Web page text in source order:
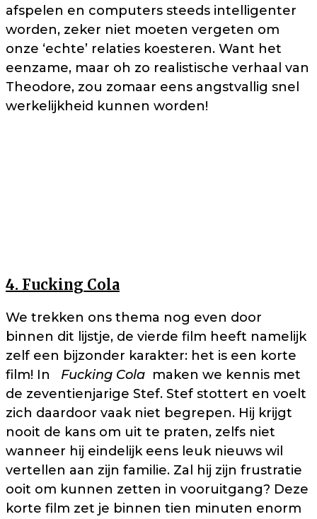
afspelen en computers steeds intelligenter
worden, zeker niet moeten vergeten om
onze ‘echte’ relaties koesteren. Want het
eenzame, maar oh zo realistische verhaal van
Theodore, zou zomaar eens angstvallig snel
werkelijkheid kunnen worden!
4. Fucking Cola
We trekken ons thema nog even door
binnen dit lijstje, de vierde film heeft namelijk
zelf een bijzonder karakter: het is een korte
film! In Fucking Cola maken we kennis met
de zeventienjarige Stef. Stef stottert en voelt
zich daardoor vaak niet begrepen. Hij krijgt
nooit de kans om uit te praten, zelfs niet
wanneer hij eindelijk eens leuk nieuws wil
vertellen aan zijn familie. Zal hij zijn frustratie
ooit om kunnen zetten in vooruitgang? Deze
korte film zet je binnen tien minuten enorm